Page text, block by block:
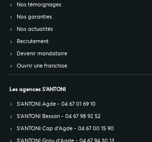
Nos témoignages
Nos garanties
Nos actualités
Recrutement
Devenir mandataire
Ouvrir une franchise
Les agences S’ANTONI
S’ANTONI Agde - 04 67 01 69 10
S’ANTONI Bessan - 04 67 98 92 52
S’ANTONI Cap d'Agde - 04 67 00 15 90